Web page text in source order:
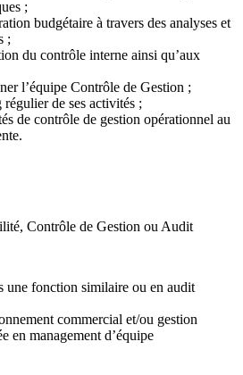
;
budgétaire à travers des analyses et
;
du contrôle interne ainsi qu’aux
l’équipe Contrôle de Gestion ;
de ses activités ;
de contrôle de gestion opérationnel au
Contrôle de Gestion ou Audit
une fonction similaire ou en audit
commercial et/ou gestion
en management d’équipe